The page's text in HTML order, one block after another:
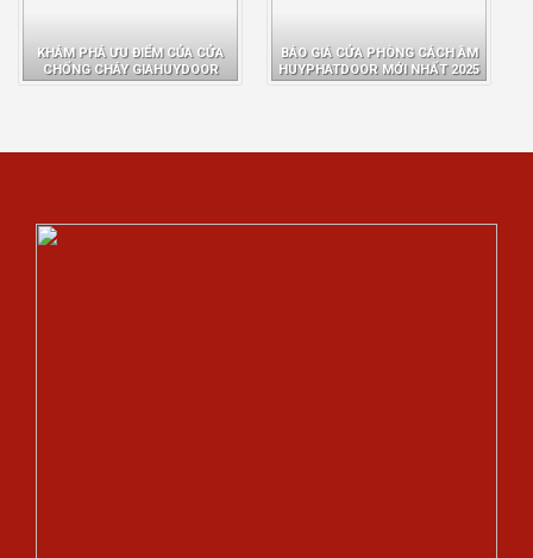
KHÁM PHÁ ƯU ĐIỂM CỦA CỬA
CHỐNG CHÁY GIAHUYDOOR
BÁO GIÁ CỬA PHÒNG CÁCH ÂM
HUYPHATDOOR MỚI NHẤT 2025